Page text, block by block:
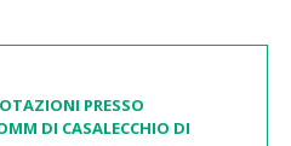
PRESSO
DI CASALECCHIO DI